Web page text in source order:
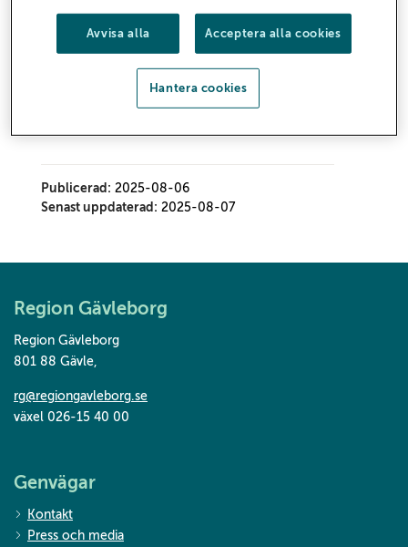
Senaste dygnet
Det finns ingen rapport från senaste dygnet
Senaste månaden
Publicerad: 2025-08-06
Senast uppdaterad: 2025-08-07
Region Gävleborg
Region Gävleborg
801 88 Gävle,
rg@regiongavleborg.se
växel 026-15 40 00
Genvägar
Kontakt
Press och media
Avvisa alla Acceptera alla cookies
Hantera cookies